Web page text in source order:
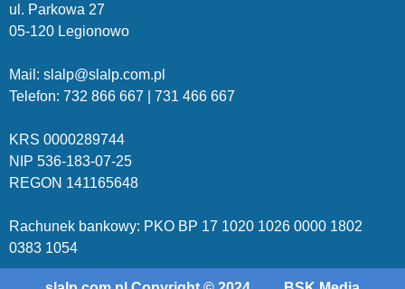
ul. Parkowa 27
05-120 Legionowo
Mail: slalp@slalp.com.pl
Telefon: 732 866 667 | 731 466 667
KRS 0000289744
NIP 536-183-07-25
REGON 141165648
Rachunek bankowy: PKO BP 17 1020 1026 0000 1802
0383 1054